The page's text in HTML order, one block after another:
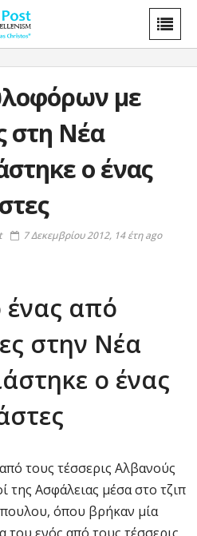
με
στη Νέα
ο ένας
7 Δεκεμβρίου 2012, 14 έτη ago
από
στην Νέα
ο ένας
τους τέσσερις Αλβανούς
της Ασφάλειας μέσα στο τζιπ
όπου βρήκαν μία